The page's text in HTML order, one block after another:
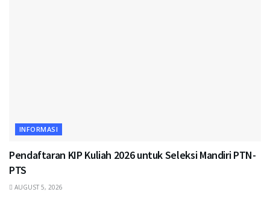
INFORMASI
Pendaftaran KIP Kuliah 2026 untuk Seleksi Mandiri PTN-
PTS
AUGUST 5, 2026